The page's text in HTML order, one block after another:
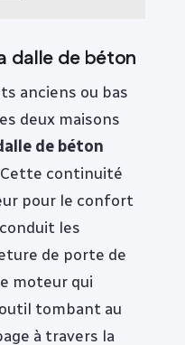
dalle de béton
anciens ou bas
deux maisons
de béton
Cette continuité
pour le confort
les
de porte de
moteur qui
tombant au
à travers la